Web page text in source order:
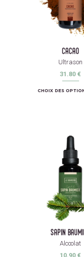
cacao
Ultrason
31.80 €
CHOIX DES
sapin
Alcoolat
10.90 €